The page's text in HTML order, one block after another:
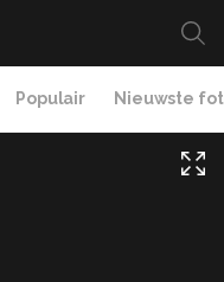
Populair Nieuwste